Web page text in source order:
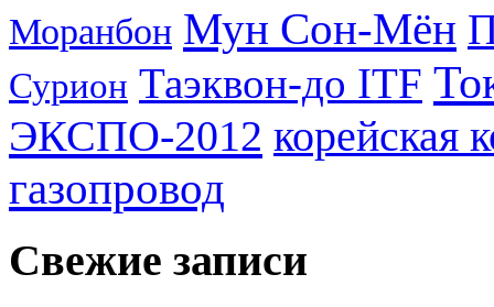
Моранбон Мун Сон-Мён
Сурион Таэквон-до ITF
ЭКСПО-2012 корейская
газопровод
Свежие записи